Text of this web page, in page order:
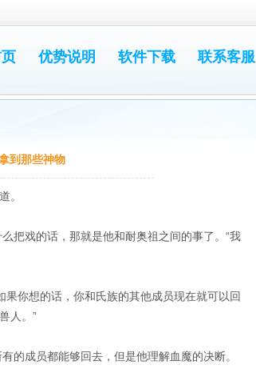
优势说明 软件下载 联系客服
到那些神物
。
把戏的话，那就是他和耐奥祖之间的事了。“我
你想的话，你和氏族的其他成员现在就可以回
人。”
的成员都能够回去，但是他理解血魔的决断。